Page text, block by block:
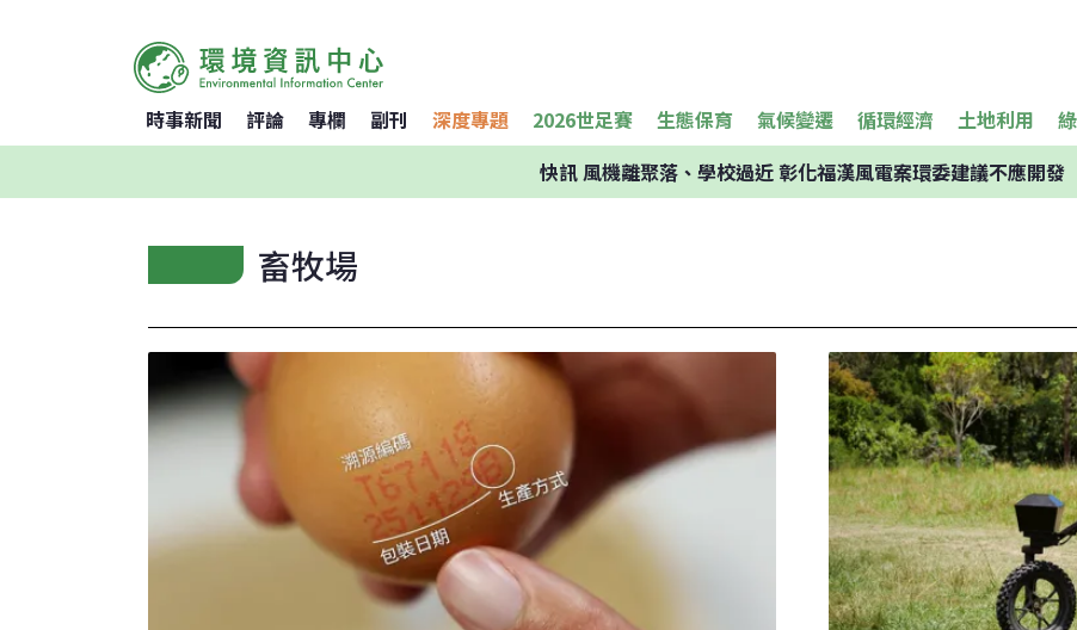
時事新聞 評論 專欄 副刊 深度專題 2026世足賽 生態保育 氣候變遷 循環經濟 土地利用
快訊風機離聚落、學校過近 彰化福漢風電案環委建議不應開發
畜牧場